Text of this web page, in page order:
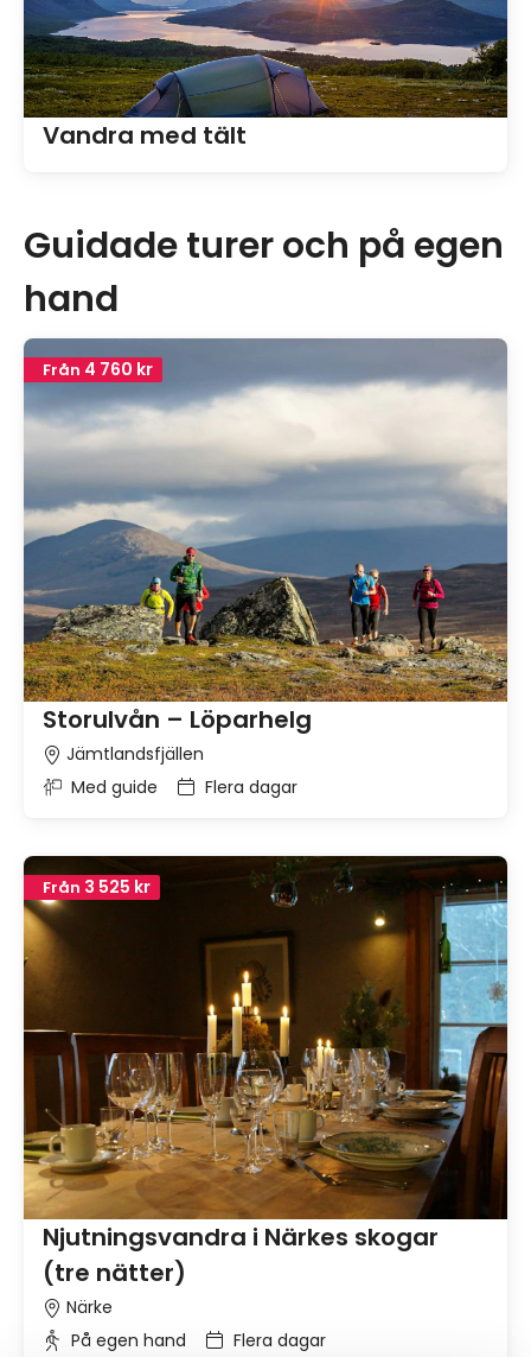
Vandra med tält
Guidade turer och på egen
hand
Storulvån – Löparhelg
Jämtlandsfjällen
Med guide
Flera dagar
Från 4 760 kr
Njutningsvandra i Närkes skogar
(tre nätter)
Närke
På egen hand
Flera dagar
Från 3 525 kr